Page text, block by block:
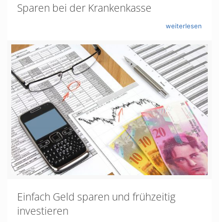
Sparen bei der Krankenkasse
weiterlesen
Einfach Geld sparen und frühzeitig
investieren